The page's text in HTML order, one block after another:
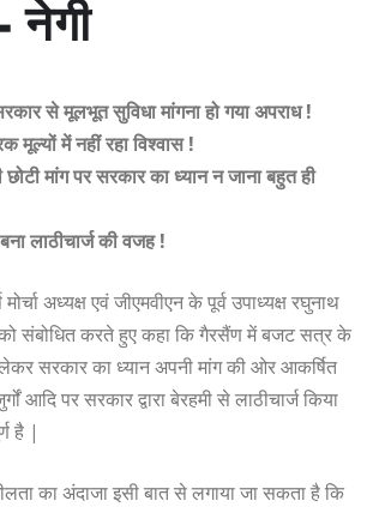
नेगी
से मूलभूत सुविधा मांगना हो गया अपराध !
मूल्यों में नहीं रहा विश्वास !
मांग पर सरकार का ध्यान न जाना बहुत ही
लाठीचार्ज की वजह !
अध्यक्ष एवं जीएमवीएन के पूर्व उपाध्यक्ष रघुनाथ
को संबोधित करते हुए कहा कि गैरसैंण में बजट सत्र के
लेकर सरकार का ध्यान अपनी मांग की ओर आकर्षित
आदि पर सरकार द्वारा बेरहमी से लाठीचार्ज किया
है |
का अंदाजा इसी बात से लगाया जा सकता है कि